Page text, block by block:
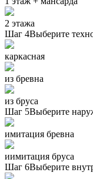
2 этажа
Шаг 4Выберите
каркасная
из бревна
из бруса
Шаг 5Выберите
имитация бревна
иимитация бруса
Шаг 6Выберите